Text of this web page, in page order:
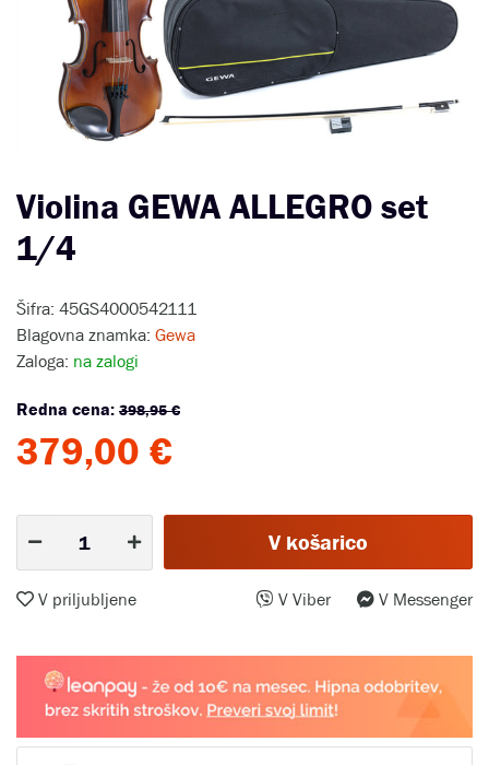
Violina GEWA ALLEGRO set
1/4
Šifra: 45GS4000542111
Blagovna znamka: Gewa
Zaloga: na zalogi
Redna cena: 398,95 €
379,00 €
V košarico
V priljubljene V Viber V Messenger